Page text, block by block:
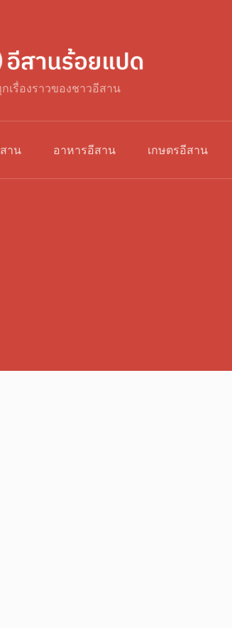
เรื่องราวของชาวอีสาน
าน อาหารอีสาน เกษตรอีสาน